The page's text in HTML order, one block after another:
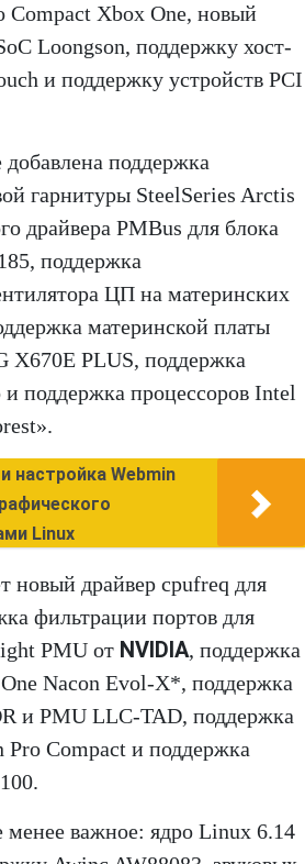
Xbox One, новый
Loongson, поддержку хост-
и поддержку устройств PCI
​​поддержка
гарнитуры SteelSeries Arctis
драйвера PMBus для блока
поддержка
ЦП на материнских
материнской платы
X670E PLUS, поддержка
поддержка процессоров Intel
настройка Webmin
Linux
новый драйвер cpufreq для
фильтрации портов для
PMU от NVIDIA, поддержка
Nacon Evol-X*, поддержка
и PMU LLC-TAD, поддержка
Pro Compact и поддержка
менее важное: ядро ​​Linux 6.14